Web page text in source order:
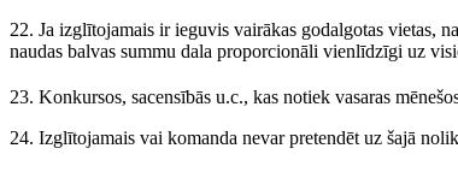
22. Ja izglītojamais ir ieguvis vairākas godalgotas vietas,
naudas balvas summu dala proporcionāli vienlīdzīgi uz
23. Konkursos, sacensībās u.c., kas notiek vasaras
24. Izglītojamais vai komanda nevar pretendēt uz šajā